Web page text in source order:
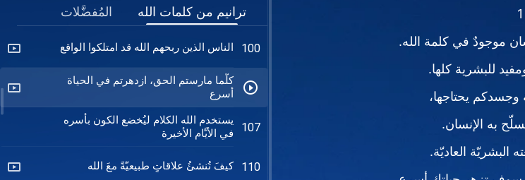
1
موجودٌ في كلمة الله.
للبشرية كلها.
وجسدكم يحتاجها،
به الإنسان.
البشريّة العاديّة.
ترانيم من كلمات الله المُفضَّلات 99 مبدأ عمل الروح القدس
100 الناس الذين ربحهم الله قد امتلكوا الواقع
كلّما مارستم الحق، ازدهرتم في الحياة
أسرع
107
يستخدم الله الكلام ليُخضع الكون بأسره
في الأيَّام الأخيرة
110 كيفَ تُنشئُ علاقاتٍ طبيعيّةً معَ الله